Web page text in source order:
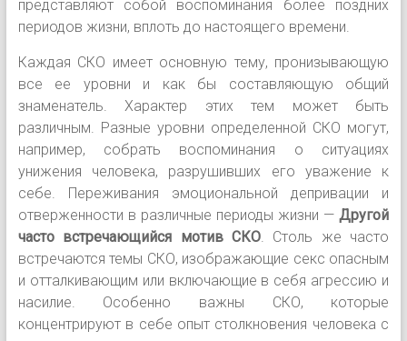
представляют собой воспоминания более поздних
периодов жизни, вплоть до настоящего времени.
Каждая СКО имеет основную тему, пронизывающую
все ее уровни и как бы составляющую общий
знаменатель. Характер этих тем может быть
различным. Разные уровни определенной СКО могут,
например, собрать воспоминания о ситуациях
унижения человека, разрушивших его уважение к
себе. Переживания эмоциональной депривации и
отверженности в различные периоды жизни —Другой
часто встречающийся мотив СКО. Столь же часто
встречаются темы СКО, изображающие секс опасным
и отталкивающим или включающие в себя агрессию и
насилие. Особенно важны СКО, которые
концентрируют в себе опыт столкновения человека с